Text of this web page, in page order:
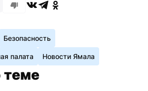
Безопасность
палата Новости Ямала
теме